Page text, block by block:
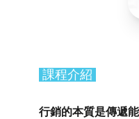
課程介紹
行銷的本質是傳遞